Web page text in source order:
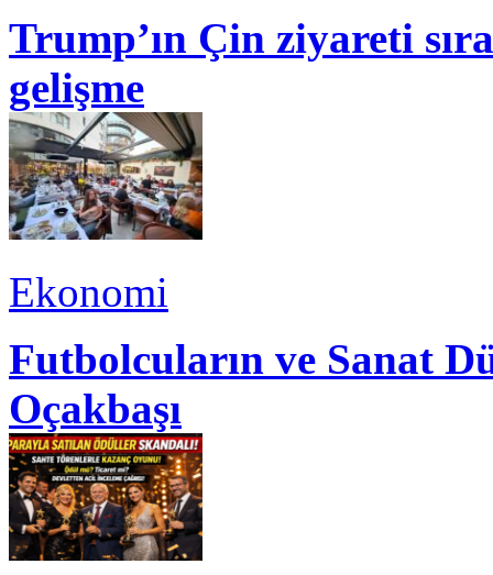
Trump’ın Çin ziyareti
gelişme
Ekonomi
Futbolcuların ve Sanat
Oçakbaşı